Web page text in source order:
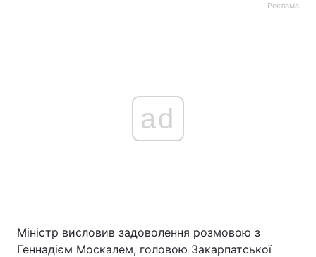
Реклама
ad
Міністр висловив задоволення розмовою з
Геннадієм Москалем, головою Закарпатської